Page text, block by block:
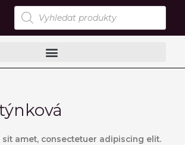
Products
search
amet, consectetuer adipiscing elit.